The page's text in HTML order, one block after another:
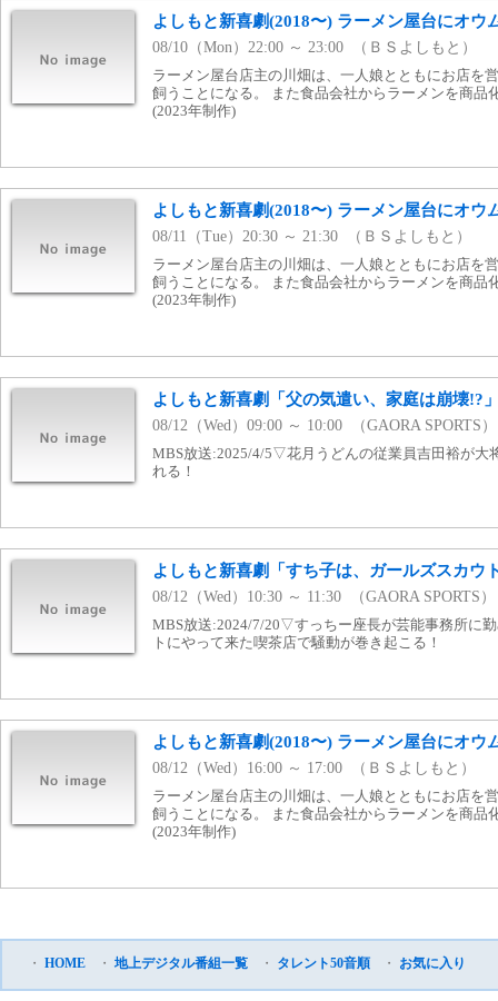
よしもと新喜劇(2018〜) ラーメン屋台にオウ
08/10（Mon）22:00 ～ 23:00 （ＢＳよしもと）
ラーメン屋台店主の川畑は、一人娘とともにお店を
飼うことになる。 また食品会社からラーメンを商
(2023年制作)
よしもと新喜劇(2018〜) ラーメン屋台にオウ
08/11（Tue）20:30 ～ 21:30 （ＢＳよしもと）
ラーメン屋台店主の川畑は、一人娘とともにお店を
飼うことになる。 また食品会社からラーメンを商
(2023年制作)
よしもと新喜劇「父の気遣い、家庭は崩壊!?
08/12（Wed）09:00 ～ 10:00 （GAORA SPORTS）
MBS放送:2025/4/5▽花月うどんの従業員吉田裕が大
れる！
よしもと新喜劇「すち子は、ガールズスカウ
08/12（Wed）10:30 ～ 11:30 （GAORA SPORTS）
MBS放送:2024/7/20▽すっちー座長が芸能事務所に
トにやって来た喫茶店で騒動が巻き起こる！
よしもと新喜劇(2018〜) ラーメン屋台にオウ
08/12（Wed）16:00 ～ 17:00 （ＢＳよしもと）
ラーメン屋台店主の川畑は、一人娘とともにお店を
飼うことになる。 また食品会社からラーメンを商
(2023年制作)
・ HOME ・ 地上デジタル番組一覧 ・ タレント50音順 ・ お気に入り